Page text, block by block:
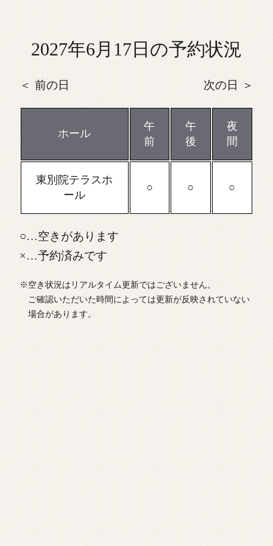
2027年6月17日の予約状況
前の日 次の日
ホール
午
前
午
後
夜
間
東別院テラスホ
ール
…空きがあります
…予約済みです
※空き状況はリアルタイム更新ではございません。
ご確認いただいた時間によっては更新が反映されていない
場合があります。